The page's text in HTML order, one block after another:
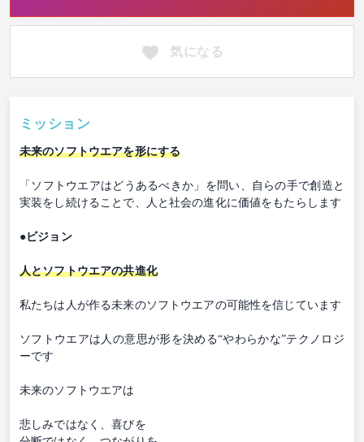
気になる
ミッション
未来のソフトウエアを形にする
「ソフトウエアはどうあるべきか」を問い、自らの手で創造と
実装をし続けることで、人と社会の進化に価値をもたらします
●ビジョン
人とソフトウエアの共進化
私たちは人が作る未来のソフトウエアの可能性を信じています
ソフトウエアは人の意思が形を決める“やわらかな”テクノロジ
ーです
未来のソフトウエアは
悲しみではなく、喜びを